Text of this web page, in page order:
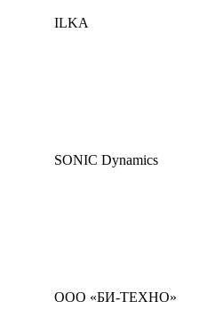
ILKA
SONIC Dynamics
ООО «БИ-ТЕХНО»